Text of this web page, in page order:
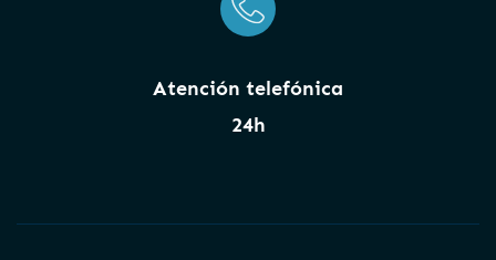
Atención telefónica
24h